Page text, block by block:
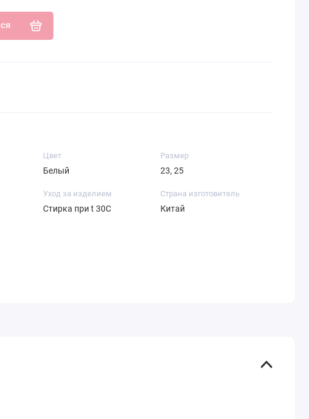
Цвет
Белый
Размер
23, 25
Уход за изделием
Стирка при t 30С
Страна изготовитель
Китай